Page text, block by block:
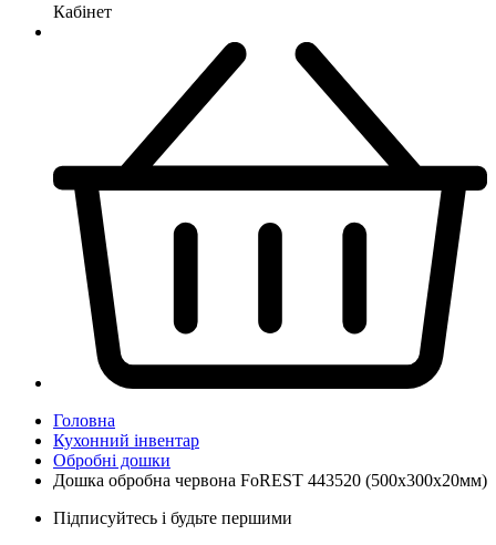
Кабінет
Головна
Кухонний інвентар
Обробні дошки
Дошка обробна червона FoREST 443520 (500x300x20мм)
Підписуйтесь і будьте першими